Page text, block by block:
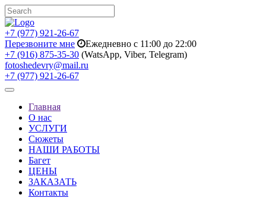
+7 (977) 921-26-67
Перезвоните мне
Ежедневно с 11:00 до 22:00
+7 (916) 875-35-30 (WatsApp, Viber, Telegram)
fotoshedevry@mail.ru
+7 (977) 921-26-67
Toggle
navigationГлавная
О нас
УСЛУГИ
Сюжеты
НАШИ РАБОТЫ
Багет
ЦЕНЫ
ЗАКАЗАТЬ
Контакты